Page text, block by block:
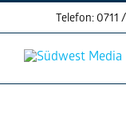
to
content
Telefon: 0711